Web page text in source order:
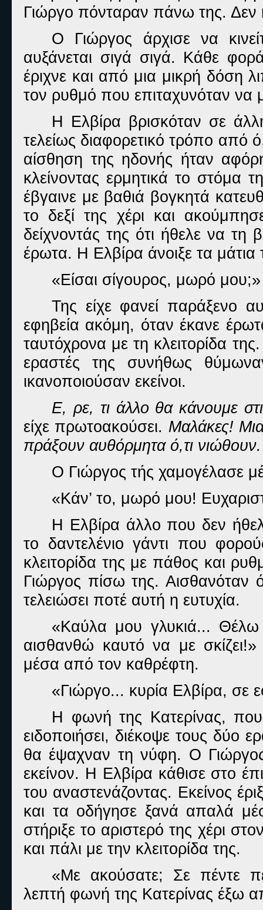
Γιώργο πόνταραν πάνω της. Δεν
Ο Γιώργος άρχισε να
αυξάνεται σιγά σιγά. Κάθε
έριχνε και από μια μικρή δόση
τον ρυθμό που επιταχυνόταν να
Η Ελβίρα βρισκόταν σε
τελείως διαφορετικό τρόπο από
αίσθηση της ηδονής ήταν
κλείνοντας ερμητικά το στόμα
έβγαινε με βαθιά βογκητά
το δεξί της χέρι και
δείχνοντάς της ότι ήθελε να τη
έρωτα. Η Ελβίρα άνοιξε τα μάτια
«Είσαι σίγουρος, μωρό
Της είχε φανεί παράξενο
εφηβεία ακόμη, όταν έκανε
ταυτόχρονα με τη κλειτορίδα
εραστές της συνήθως
ικανοποιούσαν εκείνοι.
Ε, ρε, τι άλλο θα κάνουμε
είχε πρωτοακούσει. Μαλάκες!
πράξουν αυθόρμητα ό,τι
Ο Γιώργος τής χαμογέλασε
«Κάν’ το, μωρό μου!
Η Ελβίρα άλλο που δεν
το δαντελένιο γάντι που
κλειτορίδα της με πάθος και
Γιώργος πίσω της.
τελειώσει ποτέ αυτή η ευτυχία.
«Καύλα μου γλυκιά...
αισθανθώ καυτό να με
μέσα από τον καθρέφτη.
«Γιώργο... κυρία Ελβίρα, σε
Η φωνή της Κατερίνας, που,
ειδοποιήσει, διέκοψε τους δύο
θα έψαχναν τη νύφη. Ο
εκείνον. Η Ελβίρα κάθισε στο
του αναστενάζοντας. Εκείνος
και τα οδήγησε ξανά απαλά
στήριξε το αριστερό της χέρι
και πάλι με την κλειτορίδα της.
«Με ακούσατε; Σε πέντε
λεπτή φωνή της Κατερίνας έξω